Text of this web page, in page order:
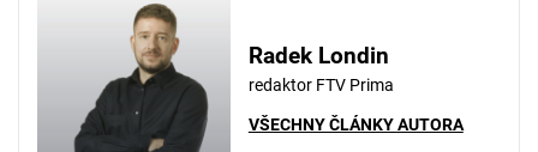
Radek Londin
redaktor FTV Prima
VŠECHNY ČLÁNKY AUTORA